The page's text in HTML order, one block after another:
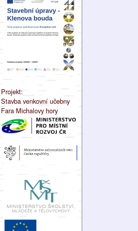
Projekt:
Stavba venkovní učebny
Fara Michalovy hory